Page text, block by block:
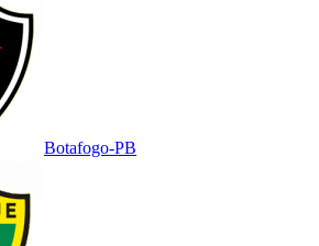
Botafogo-PB